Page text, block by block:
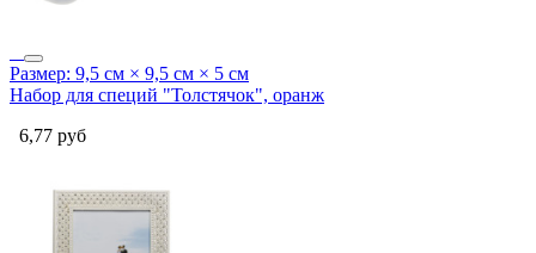
Размер: 9,5 см × 9,5 см × 5 см
Набор для специй "Толстячок", оранж
6,77 руб